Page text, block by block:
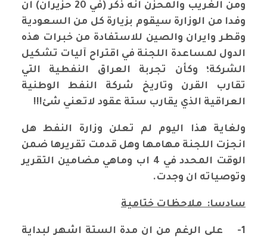
ومن الغريب والمحزن انه ذكر (في 20 حزيران) ان
وفدا من الوزارة سيقوم بزيارة كل من السعودية
وقطر وايران والصين للاستفادة من خبرات هذه
الدول لمساعدة اللجنة في اقتراح آليات تشكيل
الشركة؛ وكأن تجربة العراق النفطية التي
تقارب القرن وتاريخ شركة النفط الوطنية
العراقية الذي يقارب ستة عقود لاتعني شئ!!!
ولغاية هذا اليوم لم تعلن وزارة النفط هل
انجزت اللجنة مهامها وهل قدمت تقريرها ضمن
الوقت المحدد في 4 اب وماهي مضامين التقرير
وتوصياته ان وجدت.
سادسا: ملاحظات ختامية
1-
على الرغم من ان مدة الستة اشهر لبداية